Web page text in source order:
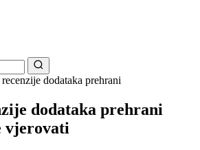
dodataka prehrani
dodataka prehrani
vjerovati